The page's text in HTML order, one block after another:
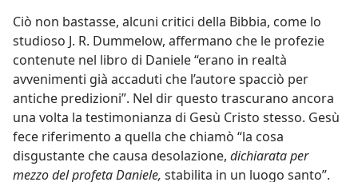
Ciò non bastasse, alcuni critici della Bibbia, come lo
studioso J. R. Dummelow, affermano che le profezie
contenute nel libro di Daniele “erano in realtà
avvenimenti già accaduti che l’autore spacciò per
antiche predizioni”. Nel dir questo trascurano ancora
una volta la testimonianza di Gesù Cristo stesso. Gesù
fece riferimento a quella che chiamò “la cosa
disgustante che causa desolazione, dichiarata per
mezzo del profeta Daniele, stabilita in un luogo santo”.